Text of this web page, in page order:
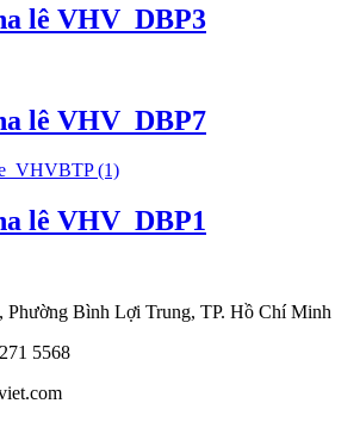
lê VHV_DBP3
lê VHV_DBP7
lê VHV_DBP1
Phường Bình Lợi Trung, TP. Hồ Chí Minh
5568